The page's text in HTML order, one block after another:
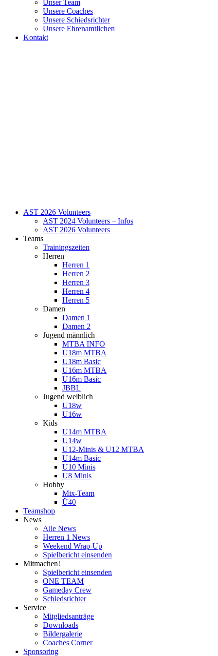
Unser Team
Unsere Coaches
Unsere Schiedsrichter
Unsere Ehrenamtlichen
Kontakt
AST 2026 Volunteers
AST 2024 Volunteers – Infos
AST 2026 Volunteers
Teams
Trainingszeiten
Herren
Herren 1
Herren 2
Herren 3
Herren 4
Herren 5
Damen
Damen 1
Damen 2
Jugend männlich
MTBA INFO
U18m MTBA
U18m Basic
U16m MTBA
U16m Basic
JBBL
Jugend weiblich
U18w
U16w
Kids
U14m MTBA
U14w
U12-Minis & U12 MTBA
U14m Basic
U10 Minis
U8 Minis
Hobby
Mix-Team
Ü40
Teamshop
News
Alle News
Herren 1 News
Weekend Wrap-Up
Spielbericht einsenden
Mitmachen!
Spielbericht einsenden
ONE TEAM
Gameday Crew
Schiedsrichter
Service
Mitgliedsanträge
Downloads
Bildergalerie
Coaches Corner
Sponsoring